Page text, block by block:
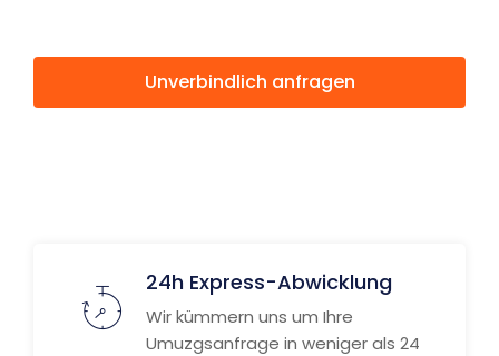
Unverbindlich anfragen
24h Express-Abwicklung
Wir kümmern uns um Ihre
Umuzgsanfrage in weniger als 24